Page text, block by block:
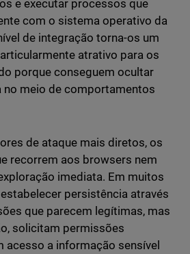
e executar processos que
com o sistema operativo da
de integração torna-os um
atrativo para os
porque conseguem ocultar
no meio de comportamentos
de ataque mais diretos, os
recorrem aos browsers nem
imediata. Em muitos
persistência através
que parecem legítimas, mas
solicitam permissões
acesso a informação sensível